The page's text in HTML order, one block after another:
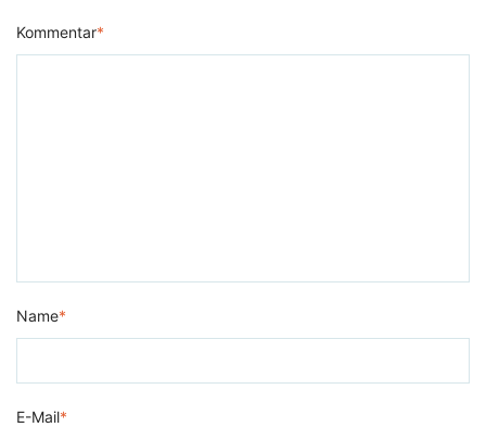
Kommentar*
Name*
E-Mail*